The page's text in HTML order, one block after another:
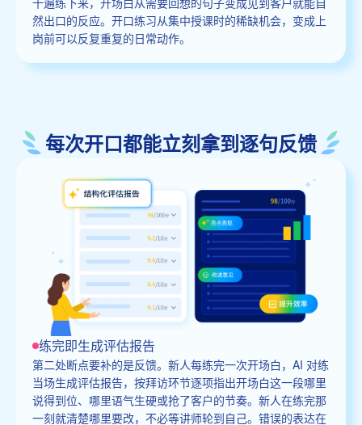
然出口的反应。开口练习从集中授课时的稀缺机会，变成上
岗前可以反复重复的日常动作。
每次开口都能立刻拿到逐句反馈
练完即生成评估报告
第二处断点要补的是反馈。新人每练完一次开场白，AI 对练
当场生成评估报告，按拜访环节逐项指出开场白这一段哪里
说得到位、哪里语气生硬或抢了客户的节奏。新人在练完那
一刻就清楚哪里要改，不必等讲师轮到自己。错误的表达在